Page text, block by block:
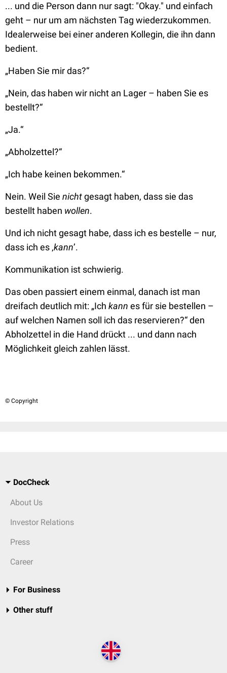
... und die Person dann nur sagt: "Okay." und einfach
geht – nur um am nächsten Tag wiederzukommen.
Idealerweise bei einer anderen Kollegin, die ihn dann
bedient.
„Haben Sie mir das?“
„Nein, das haben wir nicht an Lager – haben Sie es
bestellt?“
„Ja.“
„Abholzettel?“
„Ich habe keinen bekommen.“
Nein. Weil Sie nichtgesagt haben, dass sie das
bestellt haben wollen.
Und ich nicht gesagt habe, dass ich es bestelle – nur,
dass ich es ‚kann’.
Kommunikation ist schwierig.
Das oben passiert einem einmal, danach ist man
dreifach deutlich mit: „Ich kann es für sie bestellen –
auf welchen Namen soll ich das reservieren?“den
Abholzettel in die Hand drückt ... und dann nach
Möglichkeit gleich zahlen lässt.
© Copyright
DocCheck
About Us
Investor Relations
Press
Career
For Business
Other stuff